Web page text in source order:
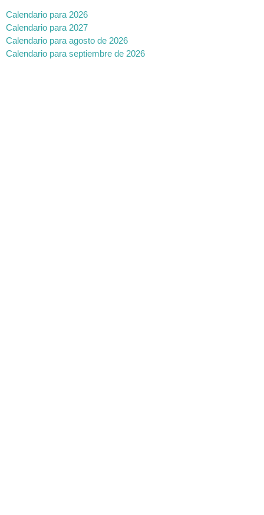
Calendario para 2026
Calendario para 2027
Calendario para agosto de 2026
Calendario para septiembre de 2026